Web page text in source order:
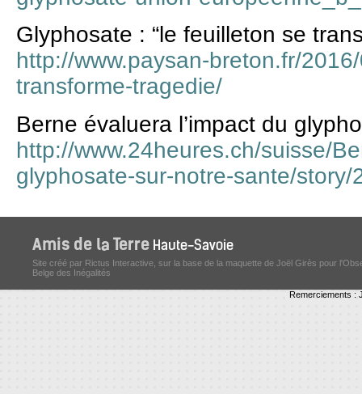
Glyphosate : “le feuilleton se
http://www.paysan-breton.fr/
transforme-tragedie/
Berne évaluera l’impact du
http://www.24heures.ch/suisse/
glyphosate-sur-notre-sante/story/
Site créé par Rictus Interactive, sur la base de la maquette de Joël Girès pour
Belge des Inégalités
Remerciements :